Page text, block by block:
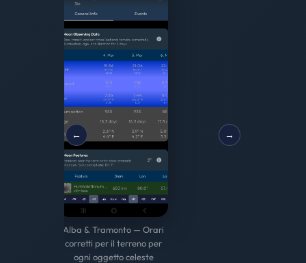
Planisfero — Cielo
completo a 360° con il tuo
vero orizzonte topografico
← →